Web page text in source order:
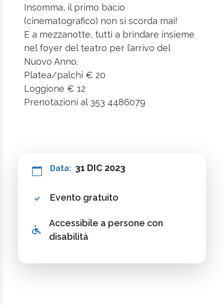
Insomma, il primo bacio
(cinematografico) non si scorda mai!
E a mezzanotte, tutti a brindare insieme
nel foyer del teatro per l’arrivo del
Nuovo Anno.
Platea/palchi € 20
Loggione € 12
Prenotazioni al 353 4486079
Data: 31 DIC 2023
Evento gratuito
Accessibile a persone con
disabilità